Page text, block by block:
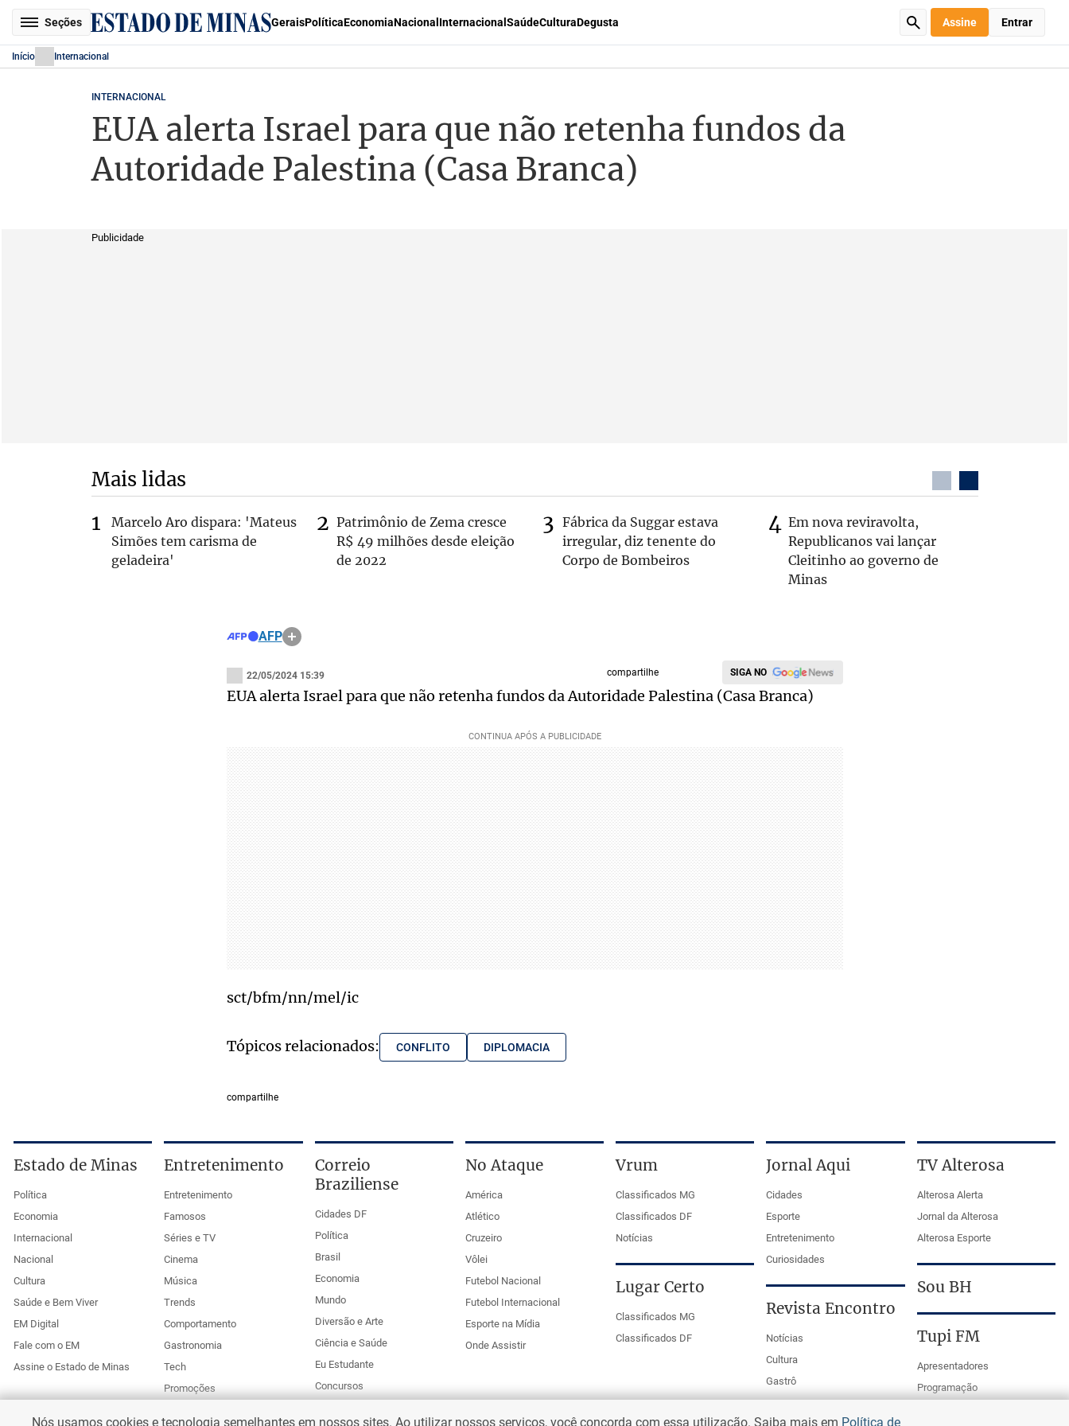
Seções GeraisPolíticaEconomiaNacional Internacional SaúdeCulturaDegusta Assine Entrar
Início Internacional
INTERNACIONAL
EUA alerta Israel para que não retenha fundos da
Autoridade Palestina (Casa Branca)
Publicidade
Mais lidas
Marcelo Aro dispara: 'Mateus
Simões tem carisma de
geladeira'
Patrimônio de Zema cresce
R$ 49 milhões desde eleição
de 2022
Fábrica da Suggar estava
irregular, diz tenente do
Corpo de Bombeiros
Em nova reviravolta,
Republicanos vai lançar
Cleitinho ao governo de
Minas
AFP
22/05/2024 15:39 compartilhe SIGA NO
EUA alerta Israel para que não retenha fundos da Autoridade Palestina (Casa Branca)
sct/bfm/nn/mel/ic
Tópicos relacionados: CONFLITO DIPLOMACIA
compartilhe
Estado de Minas
Política
Economia
Internacional
Nacional
Cultura
Saúde e Bem Viver
EM Digital
Fale com o EM
Assine o Estado de Minas
Entretenimento
Entretenimento
Famosos
Séries e TV
Cinema
Música
Trends
Comportamento
Gastronomia
Tech
Promoções
Anuncie no Uai
Correio
Braziliense
Cidades DF
Política
Brasil
Economia
Mundo
Diversão e Arte
Ciência e Saúde
Eu Estudante
Concursos
No Ataque
América
Atlético
Cruzeiro
Vôlei
Futebol Nacional
Futebol Internacional
Esporte na Mídia
Onde Assistir
Vrum
Classificados MG
Classificados DF
Notícias
Lugar Certo
Classificados MG
Classificados DF
Jornal Aqui
Cidades
Esporte
Entretenimento
Curiosidades
Revista Encontro
Notícias
Cultura
Gastrô
TV Alterosa
Alterosa Alerta
Jornal da Alterosa
Alterosa Esporte
Sou BH
Tupi FM
Apresentadores
Programação
Nós usamos cookies e tecnologia semelhantes em nossos sites. Ao utilizar nossos serviços, você concorda com essa utilização. Saiba mais em Política de